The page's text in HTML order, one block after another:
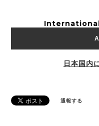
日本国内
通報する